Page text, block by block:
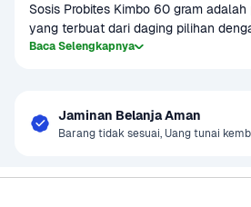
Sosis Probites Kimbo 60 gram
yang terbuat dari daging pilihan
dan gurih. Dengan ukuran praktis 60
tidak mengandung bahan pengawet
Probites Kimbo ini dapat dimasak
mudah dan cepat untuk menikmati
Baca Selengkapnya
Jaminan Belanja Aman
Barang tidak sesuai, Uang tunai